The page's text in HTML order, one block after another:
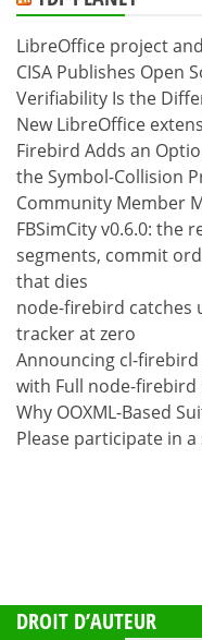
LibreOffice project
CISA Publishes Open
Verifiability Is the
New LibreOffice
Firebird Adds an
the Symbol-Collision
Community Member
FBSimCity v0.6.0:
segments, commit
that dies
node-firebird catches
tracker at zero
Announcing cl-firebird
with Full node-firebird
Why OOXML-Based
Please participate in
DROIT D’AUTEUR